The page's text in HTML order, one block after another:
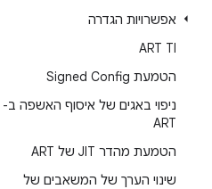
אפשרויות הגדרה
ART TI
הטמעת Signed Config
ניפוי באגים של איסוף האשפה ב-
ART
הטמעת מהדר JIT של ART
שינוי הערך של המשאבים של